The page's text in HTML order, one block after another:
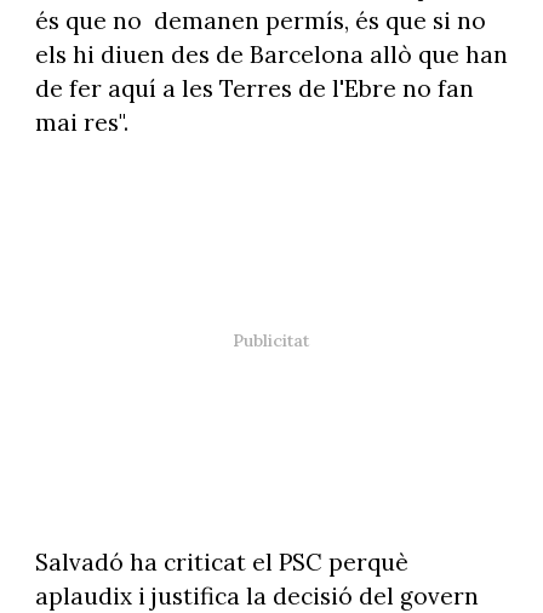
és que no demanen permís, és que si no
els hi diuen des de Barcelona allò que han
de fer aquí a les Terres de l'Ebre no fan
mai res".
Salvadó ha criticat el PSC perquè
aplaudix i justifica la decisió del govern